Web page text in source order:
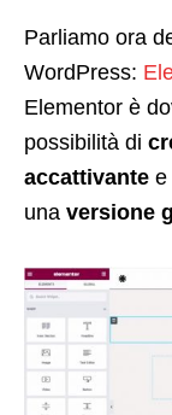
Parliamo ora
WordPress:
Elementor è
possibilità di
accattivante e
una versione